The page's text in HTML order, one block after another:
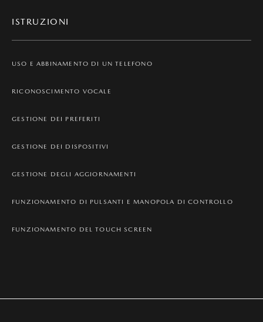
ISTRUZIONI
USO E ABBINAMENTO DI UN TELEFONO
RICONOSCIMENTO VOCALE
GESTIONE DEI PREFERITI
GESTIONE DEI DISPOSITIVI
GESTIONE DEGLI AGGIORNAMENTI
FUNZIONAMENTO DI PULSANTI E MANOPOLA DI CONTROLLO
FUNZIONAMENTO DEL TOUCH SCREEN